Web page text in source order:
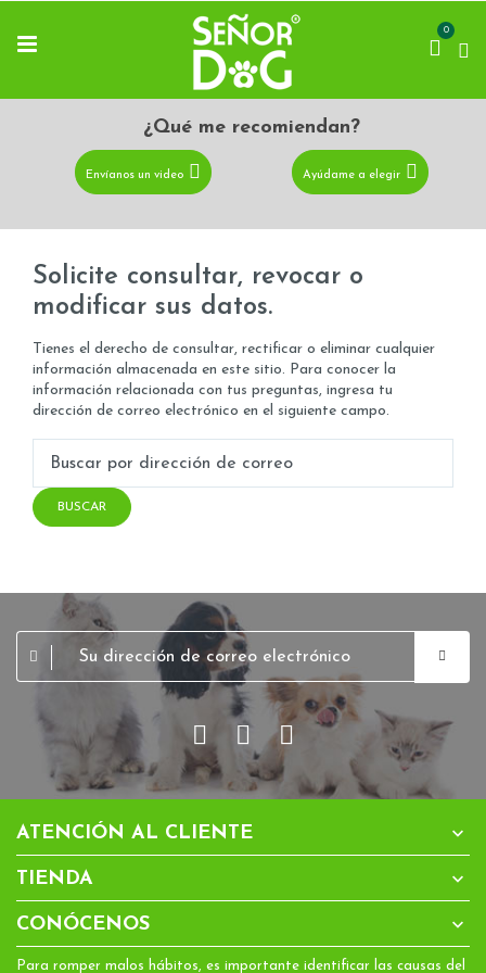
0
¿Qué me recomiendan?
Envíanos un video Ayúdame a elegir
Solicite consultar, revocar o
modificar sus datos.
Tienes el derecho de consultar, rectificar o eliminar cualquier
información almacenada en este sitio. Para conocer la
información relacionada con tus preguntas, ingresa tu
dirección de correo electrónico en el siguiente campo.
BUSCAR
ATENCIÓN AL CLIENTE 
TIENDA 
CONÓCENOS 
Para romper malos hábitos, es importante identificar las causas del